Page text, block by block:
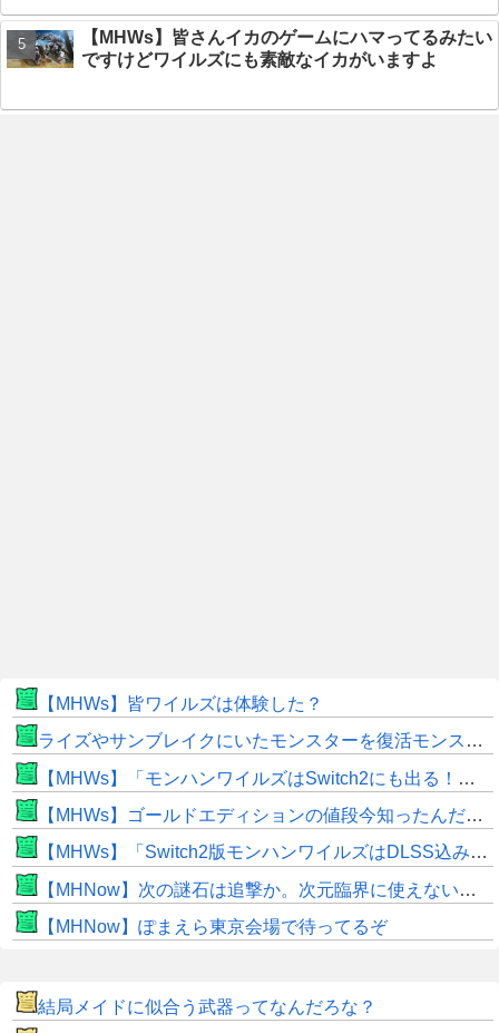
【MHWs】皆さんイカのゲームにハマってるみたい
ですけどワイルズにも素敵なイカがいますよ
【MHWs】皆ワイルズは体験した？
ライズやサンブレイクにいたモンスターを復活モンスターと呼ぶのはやめよう
【MHWs】「モンハンワイルズはSwitch2にも出る！」👈こいつにかけたい言葉ｗｗｗｗｗｗｗｗｗ
【MHWs】ゴールドエディションの値段今知ったんだけどやっっっっっっすwwwww
【MHWs】「Switch2版モンハンワイルズはDLSS込みで最大1440p動作」
【MHNow】次の謎石は追撃か。次元臨界に使えない時点で闘気活性以下のスキルだわ
【MHNow】ぽまえら東京会場で待ってるぞ
結局メイドに似合う武器ってなんだろな？